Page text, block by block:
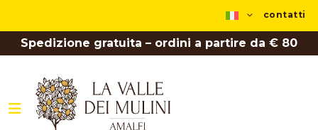
contatti
Spedizione gratuita – ordini a partire da € 80